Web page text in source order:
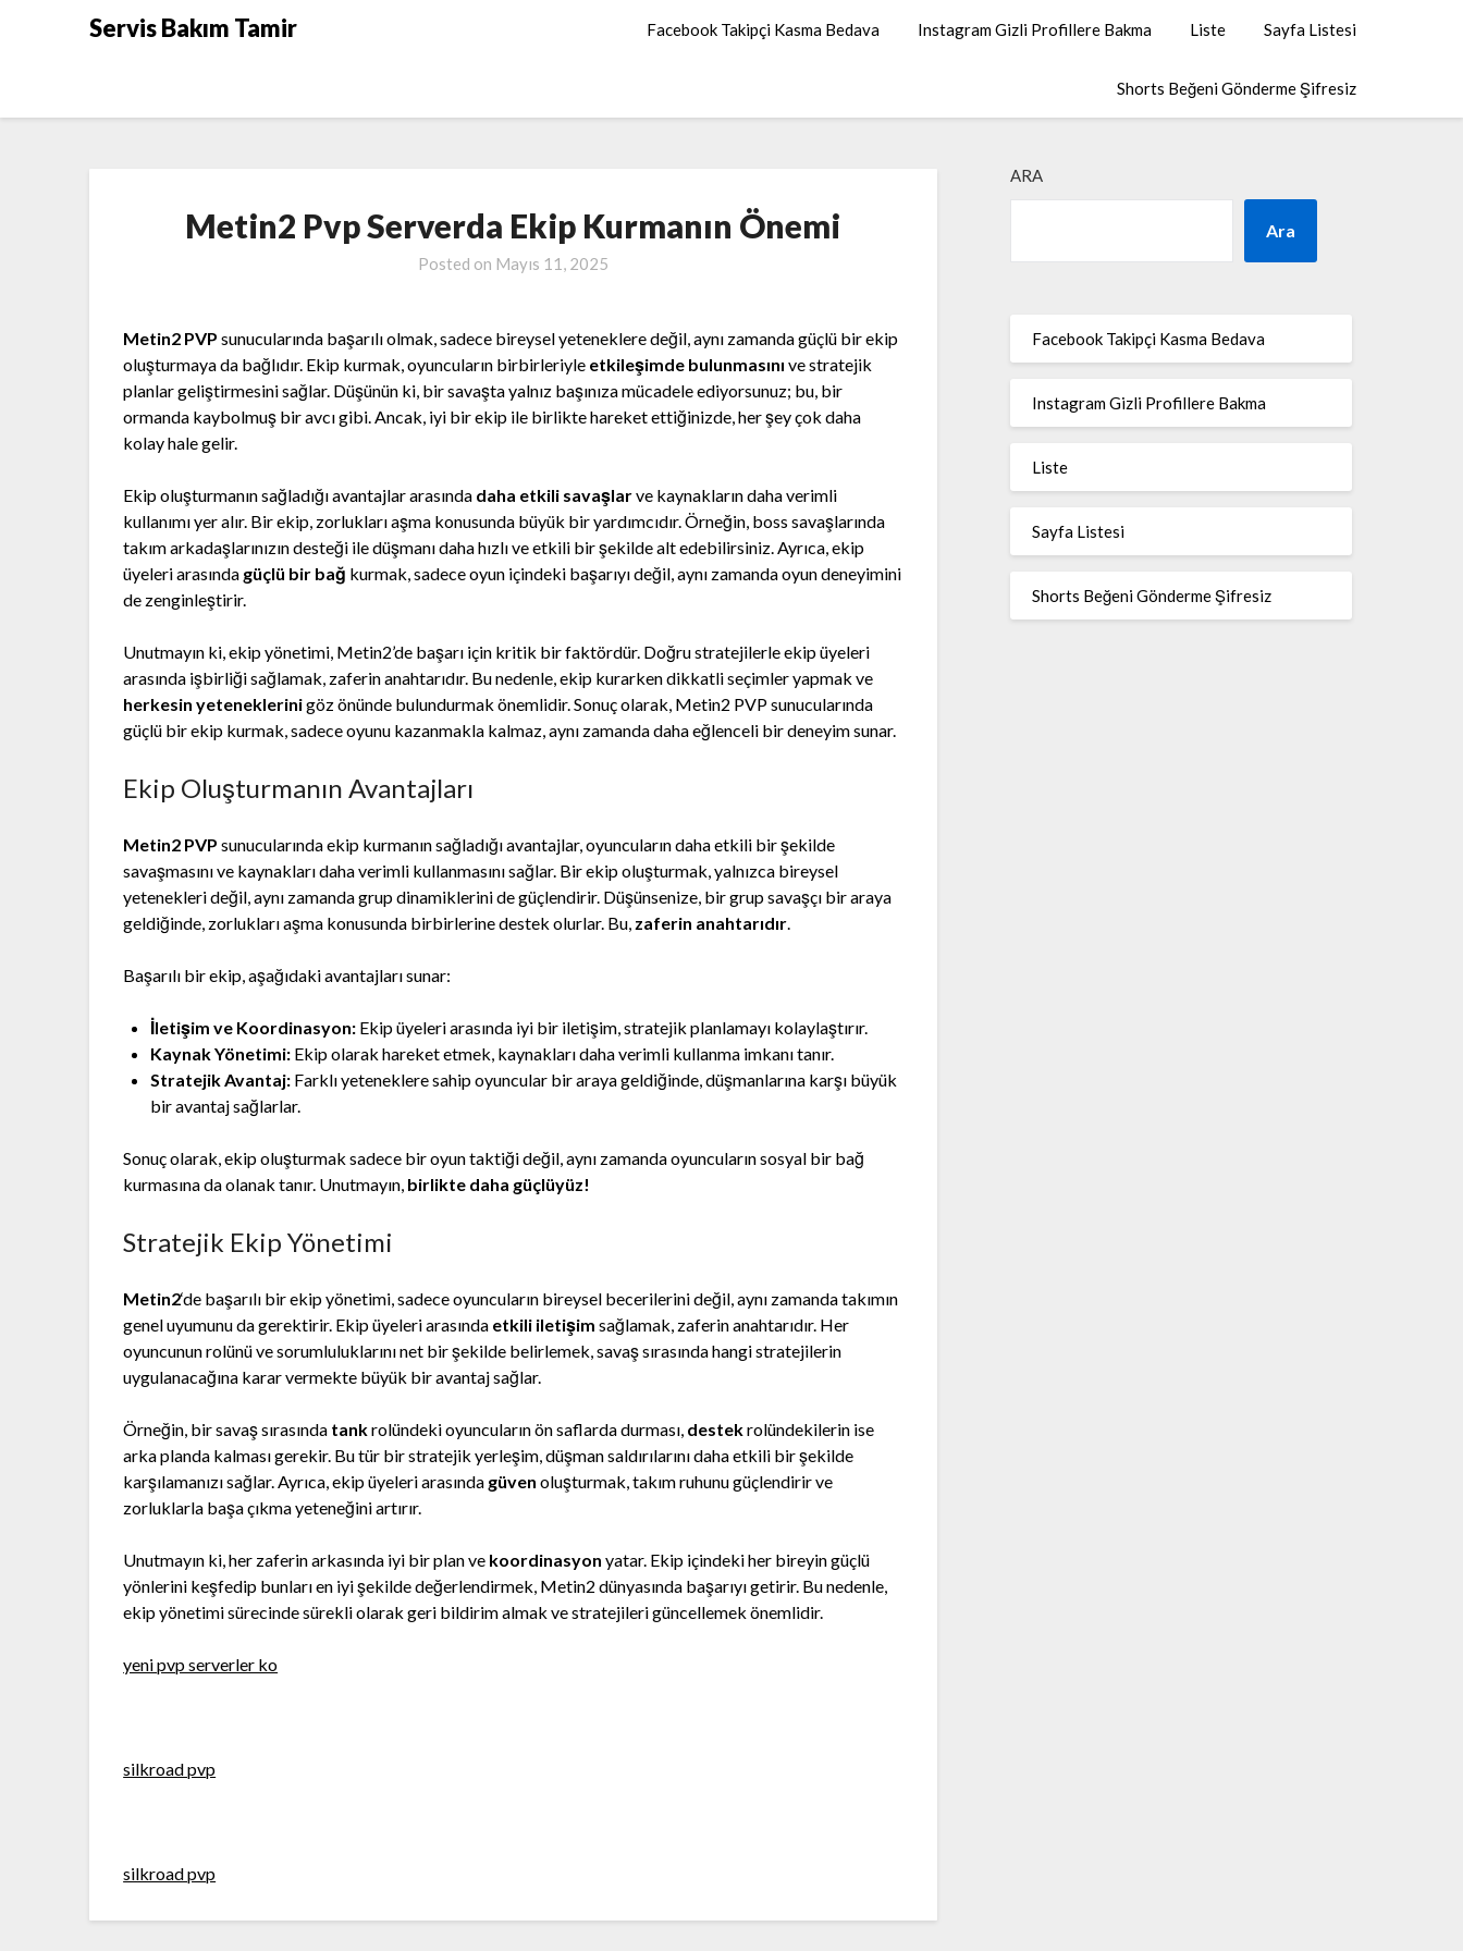
Servis Bakım Tamir Facebook Takipçi Kasma Bedava Instagram Gizli Profillere Bakma Liste Sayfa Listesi
Shorts Beğeni Gönderme Şifresiz
Metin2 Pvp Serverda Ekip Kurmanın Önemi
Posted on Mayıs 11, 2025
Metin2 PVP sunucularında başarılı olmak, sadece bireysel yeteneklere değil, aynı zamanda güçlü bir ekip
oluşturmaya da bağlıdır. Ekip kurmak, oyuncuların birbirleriyle etkileşimde bulunmasını ve stratejik
planlar geliştirmesini sağlar. Düşünün ki, bir savaşta yalnız başınıza mücadele ediyorsunuz; bu, bir
ormanda kaybolmuş bir avcı gibi. Ancak, iyi bir ekip ile birlikte hareket ettiğinizde, her şey çok daha
kolay hale gelir.
Ekip oluşturmanın sağladığı avantajlar arasında daha etkili savaşlarve kaynakların daha verimli
kullanımı yer alır. Bir ekip, zorlukları aşma konusunda büyük bir yardımcıdır. Örneğin, boss savaşlarında
takım arkadaşlarınızın desteği ile düşmanı daha hızlı ve etkili bir şekilde alt edebilirsiniz. Ayrıca, ekip
üyeleri arasında güçlü bir bağ kurmak, sadece oyun içindeki başarıyı değil, aynı zamanda oyun deneyimini
de zenginleştirir.
Unutmayın ki, ekip yönetimi, Metin2’de başarı için kritik bir faktördür. Doğru stratejilerle ekip üyeleri
arasında işbirliği sağlamak, zaferin anahtarıdır. Bu nedenle, ekip kurarken dikkatli seçimler yapmak ve
herkesin yeteneklerinigöz önünde bulundurmak önemlidir. Sonuç olarak, Metin2 PVP sunucularında
güçlü bir ekip kurmak, sadece oyunu kazanmakla kalmaz, aynı zamanda daha eğlenceli bir deneyim sunar.
Ekip Oluşturmanın Avantajları
Metin2 PVP sunucularında ekip kurmanın sağladığı avantajlar, oyuncuların daha etkili bir şekilde
savaşmasını ve kaynakları daha verimli kullanmasını sağlar. Bir ekip oluşturmak, yalnızca bireysel
yetenekleri değil, aynı zamanda grup dinamiklerini de güçlendirir. Düşünsenize, bir grup savaşçı bir araya
geldiğinde, zorlukları aşma konusunda birbirlerine destek olurlar. Bu, zaferin anahtarıdır.
Başarılı bir ekip, aşağıdaki avantajları sunar:
İletişim ve Koordinasyon: Ekip üyeleri arasında iyi bir iletişim, stratejik planlamayı kolaylaştırır.
Kaynak Yönetimi: Ekip olarak hareket etmek, kaynakları daha verimli kullanma imkanı tanır.
Stratejik Avantaj: Farklı yeteneklere sahip oyuncular bir araya geldiğinde, düşmanlarına karşı büyük
bir avantaj sağlarlar.
Sonuç olarak, ekip oluşturmak sadece bir oyun taktiği değil, aynı zamanda oyuncuların sosyal bir bağ
kurmasına da olanak tanır. Unutmayın, birlikte daha güçlüyüz!
Stratejik Ekip Yönetimi
Metin2‘de başarılı bir ekip yönetimi, sadece oyuncuların bireysel becerilerini değil, aynı zamanda takımın
genel uyumunu da gerektirir. Ekip üyeleri arasında etkili iletişim sağlamak, zaferin anahtarıdır. Her
oyuncunun rolünü ve sorumluluklarını net bir şekilde belirlemek, savaş sırasında hangi stratejilerin
uygulanacağına karar vermekte büyük bir avantaj sağlar.
Örneğin, bir savaş sırasında tankrolündeki oyuncuların ön saflarda durması, destekrolündekilerin ise
arka planda kalması gerekir. Bu tür bir stratejik yerleşim, düşman saldırılarını daha etkili bir şekilde
karşılamanızı sağlar. Ayrıca, ekip üyeleri arasında güven oluşturmak, takım ruhunu güçlendirir ve
zorluklarla başa çıkma yeteneğini artırır.
Unutmayın ki, her zaferin arkasında iyi bir plan ve koordinasyon yatar. Ekip içindeki her bireyin güçlü
yönlerini keşfedip bunları en iyi şekilde değerlendirmek, Metin2 dünyasında başarıyı getirir. Bu nedenle,
ekip yönetimi sürecinde sürekli olarak geri bildirim almak ve stratejileri güncellemek önemlidir.
yeni pvp serverler ko
silkroad pvp
silkroad pvp
ARA
Ara
Facebook Takipçi Kasma Bedava
Instagram Gizli Profillere Bakma
Liste
Sayfa Listesi
Shorts Beğeni Gönderme Şifresiz